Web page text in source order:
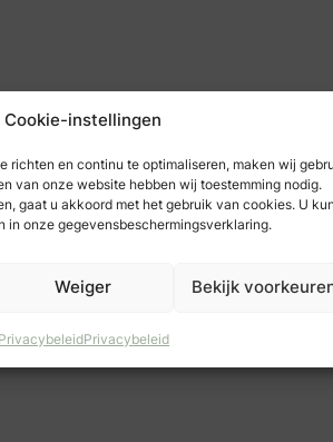
Cookie-instellingen
richten en continu te optimaliseren, maken wij
van onze website hebben wij toestemming nodig.
gaat u akkoord met het gebruik van cookies. U
in onze gegevensbeschermingsverklaring.
Weiger Bekijk
PrivacybeleidPrivacybeleid